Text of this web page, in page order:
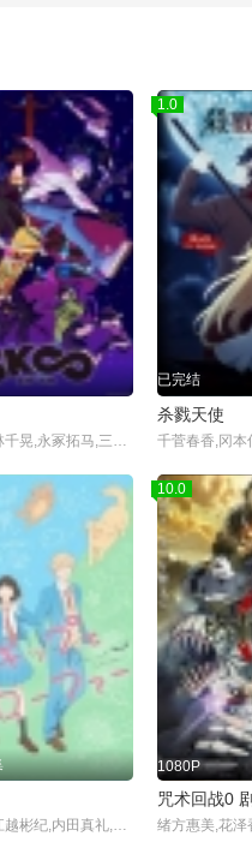
畠中祐,小林千晃,永冢拓马,三宅健太,绿川光,松本保典,子安武人,小野贤章
1.0
已完结
杀戮天使
黑泽朋世,江越彬纪,内田真礼,寺崎裕香,潘惠美
10.0
1080P
咒术回战0